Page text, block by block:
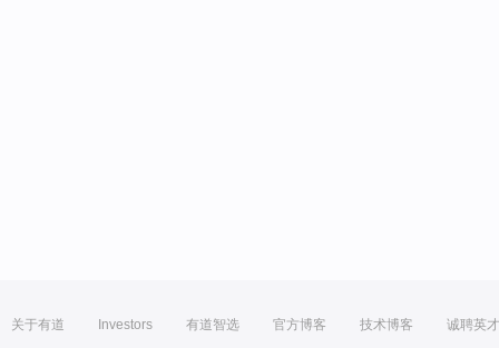
关于有道 Investors 有道智选 官方博客 技术博客 诚聘英才